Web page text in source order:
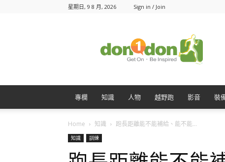
星期日, 9 8 月, 2026 Sign in / Join
專欄 知識 人物 越野跑 影音 裝
Home 知識 跑長距離能不能補給、能不能...
知識 訓練